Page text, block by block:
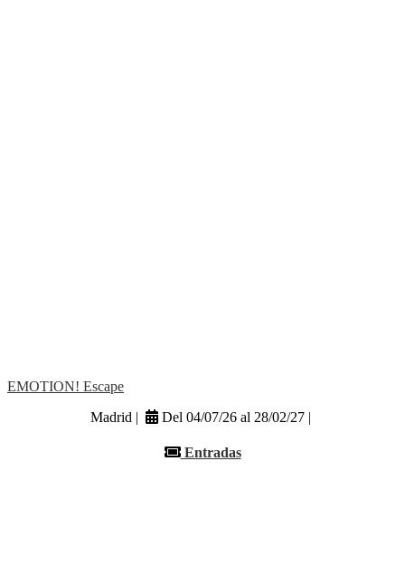
EMOTION! Escape
Madrid |
Del 04/07/26 al 28/02/27 |
Entradas